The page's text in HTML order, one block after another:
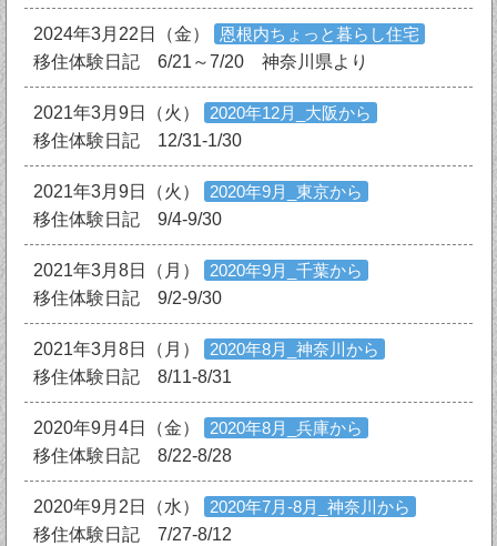
2024年3月22日（金）
恩根内ちょっと暮らし住宅
移住体験日記 6/21～7/20 神奈川県より
2021年3月9日（火）
2020年12月_大阪から
移住体験日記 12/31-1/30
2021年3月9日（火）
2020年9月_東京から
移住体験日記 9/4-9/30
2021年3月8日（月）
2020年9月_千葉から
移住体験日記 9/2-9/30
2021年3月8日（月）
2020年8月_神奈川から
移住体験日記 8/11-8/31
2020年9月4日（金）
2020年8月_兵庫から
移住体験日記 8/22-8/28
2020年9月2日（水）
2020年7月‐8月_神奈川から
移住体験日記 7/27-8/12